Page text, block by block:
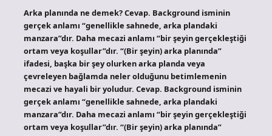
Arka planında ne demek? Cevap. Background isminin
gerçek anlamı “genellikle sahnede, arka plandaki
manzara”dır. Daha mecazi anlamı “bir şeyin gerçekleştiği
ortam veya koşullar”dır. “(Bir şeyin) arka planında”
ifadesi, başka bir şey olurken arka planda veya
çevreleyen bağlamda neler olduğunu betimlemenin
mecazi ve hayali bir yoludur. Cevap. Background isminin
gerçek anlamı “genellikle sahnede, arka plandaki
manzara”dır. Daha mecazi anlamı “bir şeyin gerçekleştiği
ortam veya koşullar”dır. “(Bir şeyin) arka planında”